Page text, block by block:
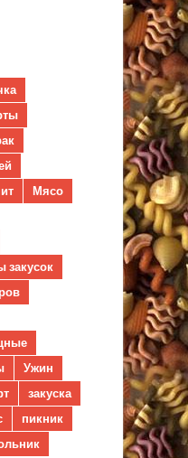
Мясо
закусок
Ужин
закуска
пикник